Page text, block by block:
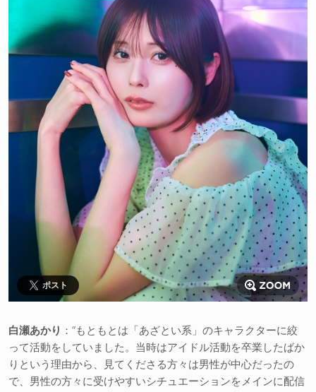
ポスト
白瀬あかり ：“もともとは「あざとい系」のキャラクターに絞
って活動をしていました。当時はアイドル活動を卒業したばか
りという理由から、見てくださる方々は男性が中心だったの
で、男性の方々に受けやすいシチュエーションをメインに配信